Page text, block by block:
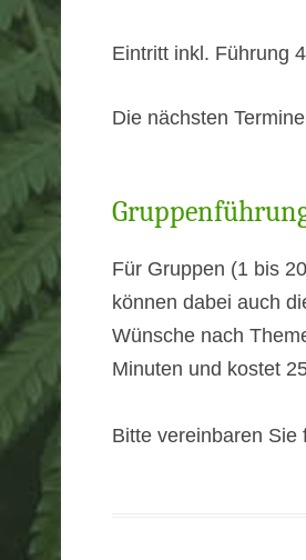
Eintritt inkl. Führung
Die nächsten
Für Gruppen (1 bis
können dabei auch
Wünsche nach
Minuten und kostet
Bitte vereinbaren Sie